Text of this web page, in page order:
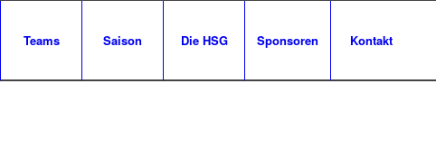
Teams Saison Die HSG Sponsoren Kontakt